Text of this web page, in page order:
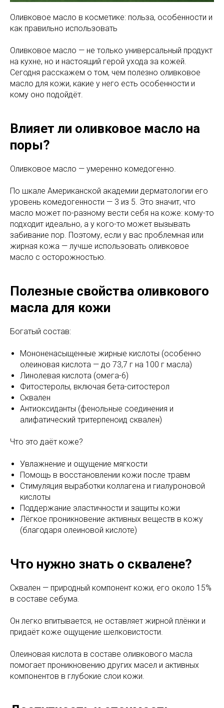
Оливковое масло в косметике: польза, особенности и
как правильно использовать
Оливковое масло — не только универсальный продукт
на кухне, но и настоящий герой ухода за кожей.
Сегодня расскажем о том, чем полезно оливковое
масло для кожи, какие у него есть особенности и
кому оно подойдёт.
Влияет ли оливковое масло на
поры?
Оливковое масло — умеренно комедогенно.
По шкале Американской академии дерматологии его
уровень комедогенности — 3 из 5. Это значит, что
масло может по-разному вести себя на коже: кому-то
подходит идеально, а у кого-то может вызывать
забивание пор. Поэтому, если у вас проблемная или
жирная кожа — лучше использовать оливковое
масло с осторожностью.
Полезные свойства оливкового
масла для кожи
Богатый состав:
Мононенасыщенные жирные кислоты (особенно
олеиновая кислота — до 73,7 г на 100 г масла)
Линолевая кислота (омега-6)
Фитостеролы, включая бета-ситостерол
Сквален
Антиоксиданты (фенольные соединения и
алифатический тритерпеноид сквален)
Что это даёт коже?
Увлажнение и ощущение мягкости
Помощь в восстановлении кожи после травм
Стимуляция выработки коллагена и гиалуроновой
кислоты
Поддержание эластичности и защиты кожи
Лёгкое проникновение активных веществ в кожу
(благодаря олеиновой кислоте)
Что нужно знать о сквалене?
Сквален — природный компонент кожи, его около 15%
в составе себума.
Он легко впитывается, не оставляет жирной плёнки и
придаёт коже ощущение шелковистости.
Олеиновая кислота в составе оливкового масла
помогает проникновению других масел и активных
компонентов в глубокие слои кожи.